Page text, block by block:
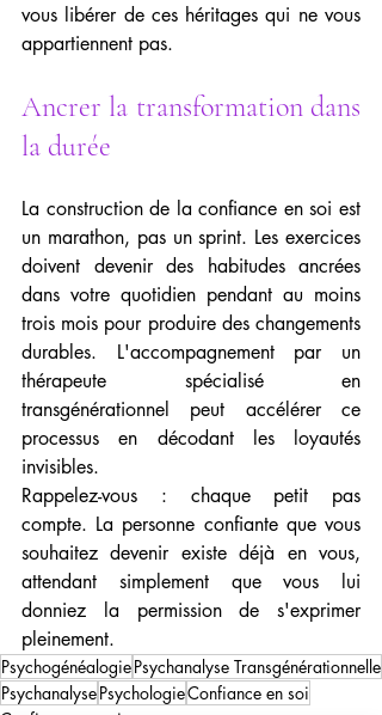
vous libérer de ces héritages qui ne vous
appartiennent pas.
Ancrer la transformation dans
la durée
La construction de la confiance en soi est
un marathon, pas un sprint. Les exercices
doivent devenir des habitudes ancrées
dans votre quotidien pendant au moins
trois mois pour produire des changements
durables. L'accompagnement par un
thérapeute spécialisé en
transgénérationnel peut accélérer ce
processus en décodant les loyautés
invisibles.
Rappelez-vous : chaque petit pas
compte. La personne confiante que vous
souhaitez devenir existe déjà en vous,
attendant simplement que vous lui
donniez la permission de s'exprimer
pleinement.
PsychogénéalogiePsychanalyse Transgénérationnelle
PsychanalysePsychologieConfiance en soi